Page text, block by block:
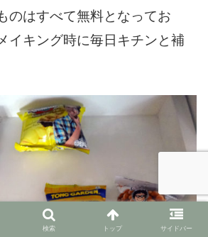
のはすべて無料となってお
イキング時に毎日キチンと補
検索 トップ サイドバー